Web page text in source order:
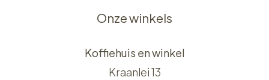
Onze winkels
Koffiehuis en winkel
Kraanlei 13